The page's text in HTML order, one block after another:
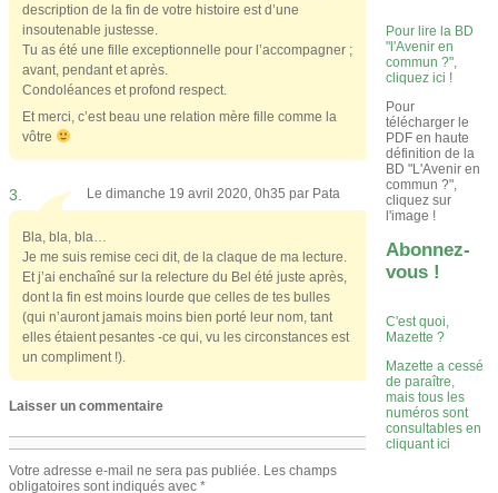
description de la fin de votre histoire est d’une
insoutenable justesse.
Tu as été une fille exceptionnelle pour l’accompagner ;
avant, pendant et après.
Condoléances et profond respect.
Et merci, c’est beau une relation mère fille comme la
vôtre
3. Le dimanche 19 avril 2020, 0h35 par Pata
Bla, bla, bla…
Je me suis remise ceci dit, de la claque de ma lecture.
Et j’ai enchaîné sur la relecture du Bel été juste après,
dont la fin est moins lourde que celles de tes bulles
(qui n’auront jamais moins bien porté leur nom, tant
elles étaient pesantes -ce qui, vu les circonstances est
un compliment !).
Laisser un commentaire
Votre adresse e-mail ne sera pas publiée. Les champs
obligatoires sont indiqués avec *
Pour lire la BD
"l'Avenir en
commun ?",
cliquez ici !
Pour
télécharger le
PDF en haute
définition de la
BD "L'Avenir en
commun ?",
cliquez sur
l'image !
Abonnez-
vous !
C'est quoi,
Mazette ?
Mazette a cessé
de paraître,
mais tous les
numéros sont
consultables en
cliquant ici